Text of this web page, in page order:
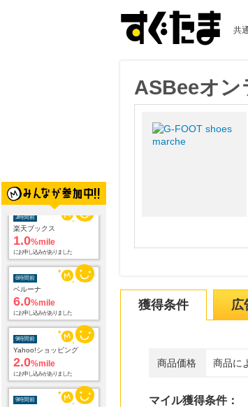
共
楽天ブックス
1.0%mile
6時間前
ベルーナ
6.0%mile
にお申し込みがありました
9時間前
Yahoo!ショッピング
2.0%mile
にお申し込みがありました
9時間前
電子貸本Renta!
14.0%mile
にお申し込みがありました
ASBeeオ
獲得条件 広
商品価格 商品に
マイル獲得条件：